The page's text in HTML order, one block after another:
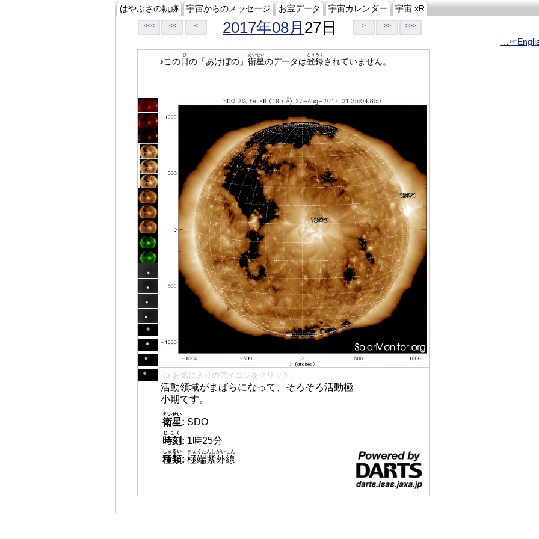
はやぶさの軌跡 宇宙からのメッセージ お宝データ 宇宙カレンダー 宇宙 xR
<<< << < 2017年08月 27日 > >> >>>
♪この日
ひ
の「あけぼの」 衛星
えいせい
のデータは登録
とうろく
されていません。
👈 お気に入りのアイコンをクリック！
活動領域がまばらになって、そろそろ活動極
小期です。
衛星
えいせい
: SDO
時刻
じこく
: 1時25分
種類
しゅるい
: 極端紫外線
きょくたんしがいせん